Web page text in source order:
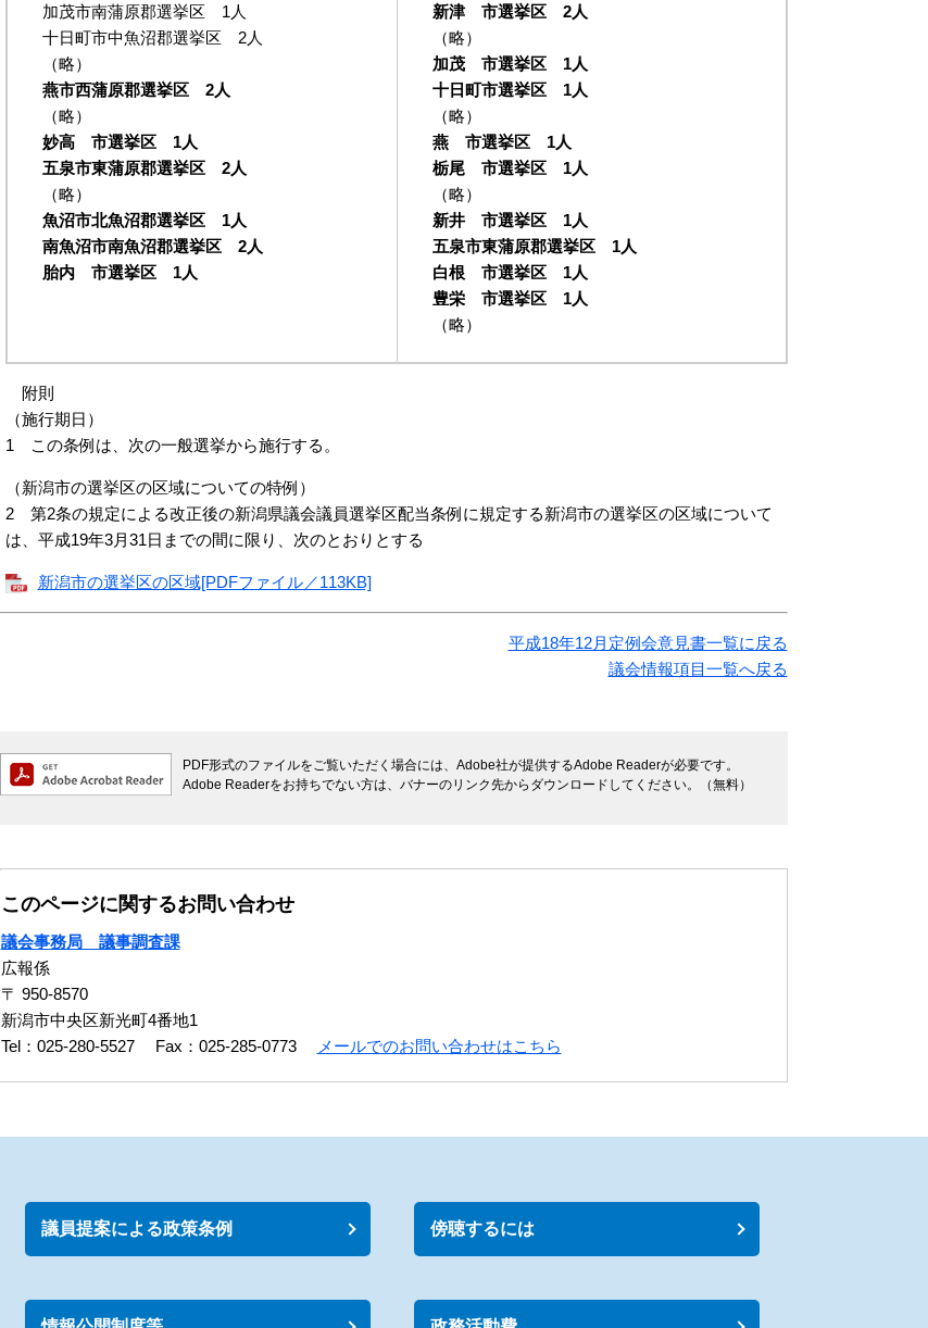
加茂市南蒲原郡選挙区 1人
十日町市中魚沼郡選挙区 2人
（略）
燕市西蒲原郡選挙区 2人
（略）
妙高 市選挙区 1人
五泉市東蒲原郡選挙区 2人
（略）
魚沼市北魚沼郡選挙区 1人
南魚沼市南魚沼郡選挙区 2人
胎内 市選挙区 1人
新津 市選挙区 2人
（略）
加茂 市選挙区 1人
十日町市選挙区 1人
（略）
燕 市選挙区 1人
栃尾 市選挙区 1人
（略）
新井 市選挙区 1人
五泉市東蒲原郡選挙区 1人
白根 市選挙区 1人
豊栄 市選挙区 1人
（略）
附則
（施行期日）
1 この条例は、次の一般選挙から施行する。
（新潟市の選挙区の区域についての特例）
2 第2条の規定による改正後の新潟県議会議員選挙区配当条例に規定する新潟市の選挙区の区域について
は、平成19年3月31日までの間に限り、次のとおりとする
新潟市の選挙区の区域[PDFファイル／113KB]
平成18年12月定例会意見書一覧に戻る
議会情報項目一覧へ戻る
PDF形式のファイルをご覧いただく場合には、Adobe社が提供するAdobe Readerが必要です。
Adobe Readerをお持ちでない方は、バナーのリンク先からダウンロードしてください。（無料）
このページに関するお問い合わせ
議会事務局 議事調査課
広報係
〒 950-8570
新潟市中央区新光町4番地1
Tel：025-280-5527
Fax：025-285-0773 メールでのお問い合わせはこちら
議員提案による政策条例 傍聴するには